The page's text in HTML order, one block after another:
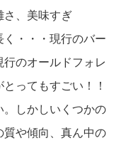
さ、美味すぎ
・・・現行のバー
のオールドフォレ
ってもすごい！！
しかしいくつかの
や傾向、真ん中の